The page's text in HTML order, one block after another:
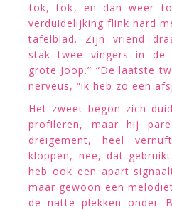
tok, tok, en dan weer
verduidelijking flink hard
tafelblad. Zijn vriend
stak twee vingers in de
grote Joop.” “De laatste
nerveus, “ik heb zo een
Het zweet begon zich
profileren, maar hij
dreigement, heel
kloppen, nee, dat
heb ook een apart
maar gewoon een
de natte plekken onder